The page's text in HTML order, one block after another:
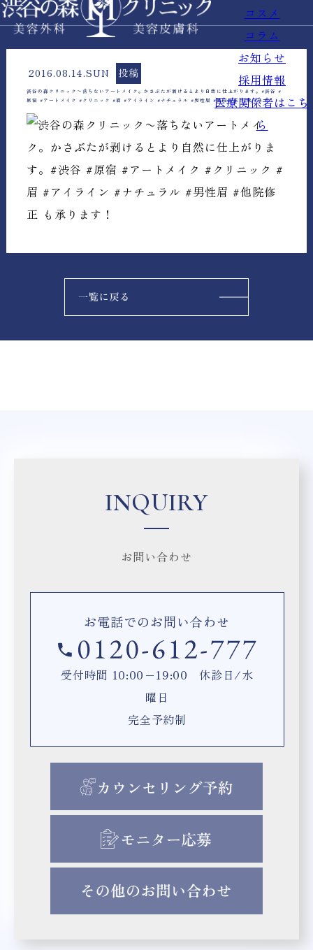
コスメ
コラム
お知らせ
採用情報
医療関係者はこち
ら
2016.08.14.SUN 投稿
渋谷の森クリニック〜落ちないアートメイク。かさぶたが剥けるとより自然に仕上がります。#渋谷 #
原宿 #アートメイク #クリニック #眉 #アイライン #ナチュラル #男性眉 #他院修正 も承ります！
INQUIRY
お問い合わせ
お電話でのお問い合わせ
受付時間 10:00−19:00 休診日/水
曜日
完全予約制